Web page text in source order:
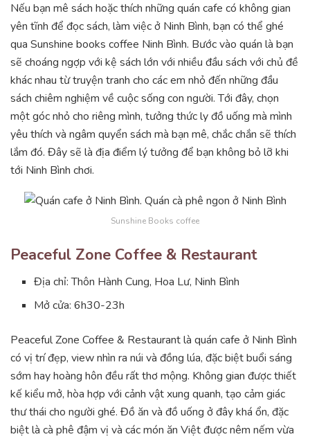
Nếu bạn mê sách hoặc thích những quán cafe có không gian
yên tĩnh để đọc sách, làm việc ở Ninh Bình, bạn có thể ghé
qua Sunshine books coffee Ninh Bình. Bước vào quán là bạn
sẽ choáng ngợp với kệ sách lớn với nhiều đầu sách với chủ đề
khác nhau từ truyện tranh cho các em nhỏ đến những đầu
sách chiêm nghiệm về cuộc sống con người. Tới đây, chọn
một góc nhỏ cho riêng mình, tưởng thức ly đồ uống mà mình
yêu thích và ngâm quyển sách mà bạn mê, chắc chắn sẽ thích
lắm đó. Đây sẽ là địa điểm lý tưởng để bạn không bỏ lỡ khi
tới Ninh Bình chơi.
Sunshine Books coffee
Peaceful Zone Coffee & Restaurant
Địa chỉ: Thôn Hành Cung, Hoa Lư, Ninh Bình
Mở cửa: 6h30-23h
Peaceful Zone Coffee & Restaurant là quán cafe ở Ninh Bình
có vị trí đẹp, view nhìn ra núi và đồng lúa, đặc biệt buổi sáng
sớm hay hoàng hôn đều rất thơ mộng. Không gian được thiết
kế kiểu mở, hòa hợp với cảnh vật xung quanh, tạo cảm giác
thư thái cho người ghé. Đồ ăn và đồ uống ở đây khá ổn, đặc
biệt là cà phê đậm vị và các món ăn Việt được nêm nếm vừa